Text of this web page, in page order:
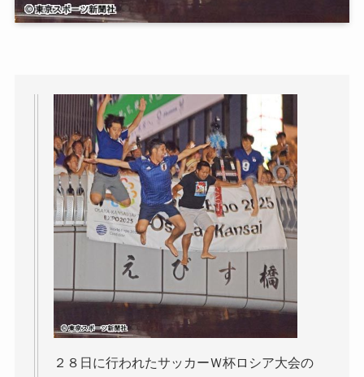
２８日に行われたサッカーＷ杯ロシア大会の